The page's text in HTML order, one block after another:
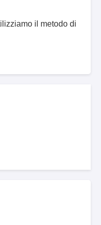
il metodo di